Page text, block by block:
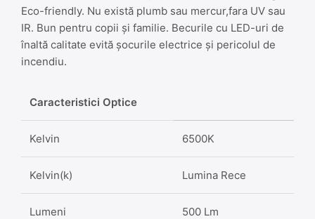
Eco-friendly. Nu există plumb sau mercur,fara UV sau
IR. Bun pentru copii și familie. Becurile cu LED-uri de
înaltă calitate evită șocurile electrice și pericolul de
incendiu.
Caracteristici Optice
Kelvin 6500K
Kelvin(k) Lumina Rece
Lumeni 500 Lm